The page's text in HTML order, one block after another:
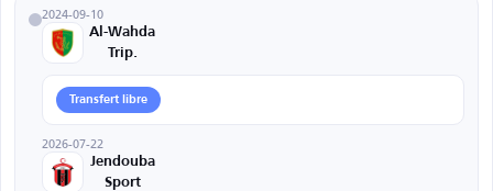
2024-09-10
Al-Wahda
Trip.
Transfert libre
2026-07-22
Jendouba
Sport